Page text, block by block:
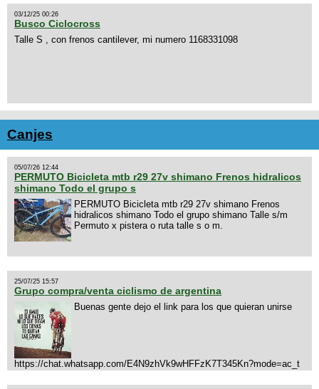
03/12/25 00:26
Busco Ciclocross
Talle S , con frenos cantilever, mi numero 1168331098
Canjes
05/07/26 12:44
PERMUTO Bicicleta mtb r29 27v shimano Frenos hidralicos
shimano Todo el grupo s
PERMUTO Bicicleta mtb r29 27v shimano Frenos
hidralicos shimano Todo el grupo shimano Talle s/m
Permuto x pistera o ruta talle s o m.
25/07/25 15:57
Grupo compra/venta ciclismo de argentina
Buenas gente dejo el link para los que quieran unirse
https://chat.whatsapp.com/E4N9zhVk9wHFFzK7T345Kn?mode=ac_t